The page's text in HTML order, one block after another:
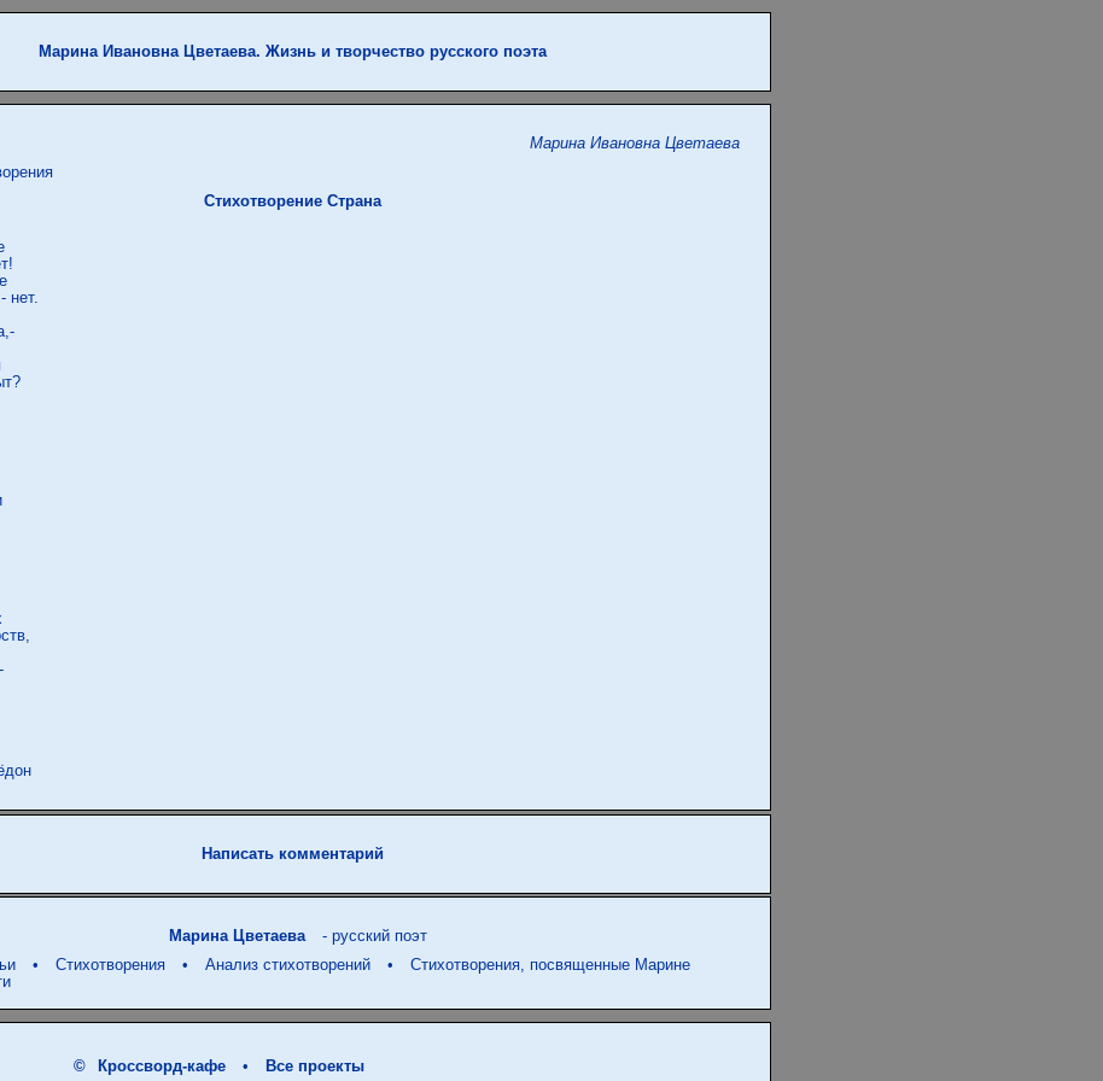
Марина Ивановна Цветаева. Жизнь и творчество русского поэта
Марина Ивановна Цветаева
Стихотворение Страна
нет.
Конец июня 1931, Мёдон
Написать комментарий
Марина Цветаева
- русский поэт
• Стихотворения • Анализ стихотворений •
Стихотворения, посвященные Марине
© Кроссворд-кафе • Все проекты